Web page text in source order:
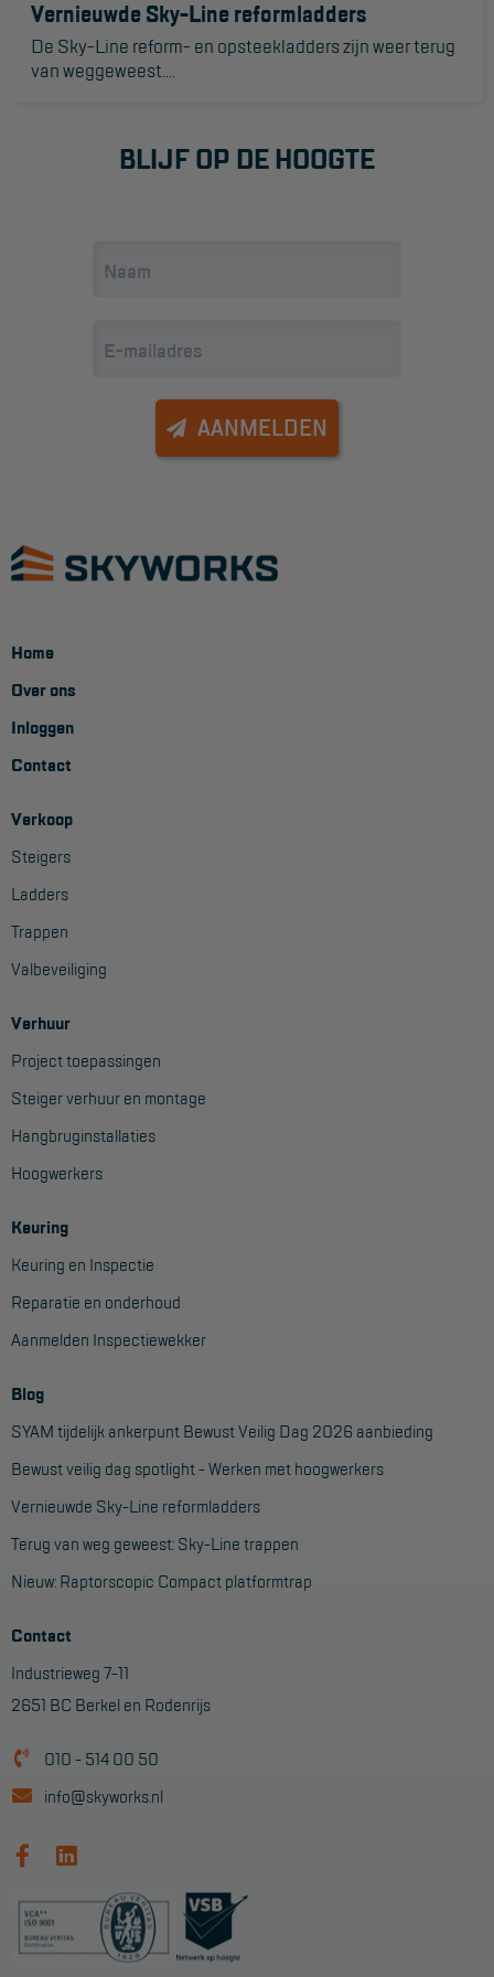
Vernieuwde Sky-Line reformladders
De Sky-Line reform- en opsteekladders zijn weer terug
van weggeweest....
BLIJF OP DE HOOGTE
AANMELDEN
Home
Over ons
Inloggen
Contact
Verkoop
Steigers
Ladders
Trappen
Valbeveiliging
Verhuur
Project toepassingen
Steiger verhuur en montage
Hangbruginstallaties
Hoogwerkers
Keuring
Keuring en Inspectie
Reparatie en onderhoud
Aanmelden Inspectiewekker
Blog
SYAM tijdelijk ankerpunt Bewust Veilig Dag 2026 aanbieding
Bewust veilig dag spotlight - Werken met hoogwerkers
Vernieuwde Sky-Line reformladders
Terug van weg geweest: Sky-Line trappen
Nieuw: Raptorscopic Compact platformtrap
Contact
Industrieweg 7-11
2651 BC Berkel en Rodenrijs
010 - 514 00 50
info@skyworks.nl